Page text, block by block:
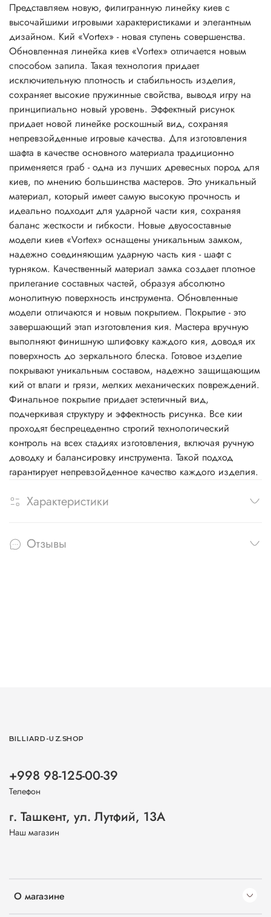
Представляем новую, филигранную линейку киев с
высочайшими игровыми характеристиками и элегантным
дизайном. Кий «Vortex» - новая ступень совершенства.
Обновленная линейка киев «Vortex» отличается новым
способом запила. Такая технология придает
исключительную плотность и стабильность изделия,
сохраняет высокие пружинные свойства, выводя игру на
принципиально новый уровень. Эффектный рисунок
придает новой линейке роскошный вид, сохраняя
непревзойденные игровые качества. Для изготовления
шафта в качестве основного материала традиционно
применяется граб - одна из лучших древесных пород для
киев, по мнению большинства мастеров. Это уникальный
материал, который имеет самую высокую прочность и
идеально подходит для ударной части кия, сохраняя
баланс жесткости и гибкости. Новые двуосоставные
модели киев «Vortex» оснащены уникальным замком,
надежно соединяющим ударную часть кия - шафт с
турняком. Качественный материал замка создает плотное
прилегание составных частей, образуя абсолютно
монолитную поверхность инструмента. Обновленные
модели отличаются и новым покрытием. Покрытие - это
завершающий этап изготовления кия. Мастера вручную
выполняют финишную шлифовку каждого кия, доводя их
поверхность до зеркального блеска. Готовое изделие
покрывают уникальным составом, надежно защищающим
кий от влаги и грязи, мелких механических повреждений.
Финальное покрытие придает эстетичный вид,
подчеркивая структуру и эффектность рисунка. Все кии
проходят беспрецедентно строгий технологический
контроль на всех стадиях изготовления, включая ручную
доводку и балансировку инструмента. Такой подход
гарантирует непревзойденное качество каждого изделия.
Характеристики
Отзывы
О магазине
BILLIARD-UZ.SHOP
+998 98-125-00-39
Телефон
г. Ташкент, ул. Лутфий, 13А
Наш магазин